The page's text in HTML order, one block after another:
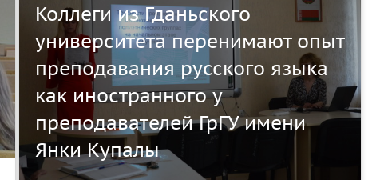
Коллеги из Гданьского
университета перенимают опыт
преподавания русского языка
как иностранного у
преподавателей ГрГУ имени
Янки Купалы